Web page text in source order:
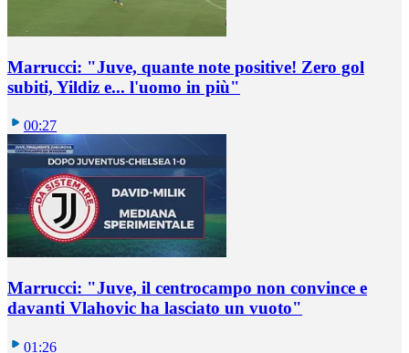
Marrucci: "Juve, quante note positive! Zero gol
subiti, Yildiz e... l'uomo in più"
00:27
Marrucci: "Juve, il centrocampo non convince e
davanti Vlahovic ha lasciato un vuoto"
01:26